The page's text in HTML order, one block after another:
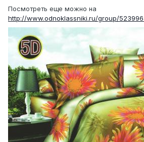
Посмотреть еще можно на
http://www.odnoklassniki.ru/group/